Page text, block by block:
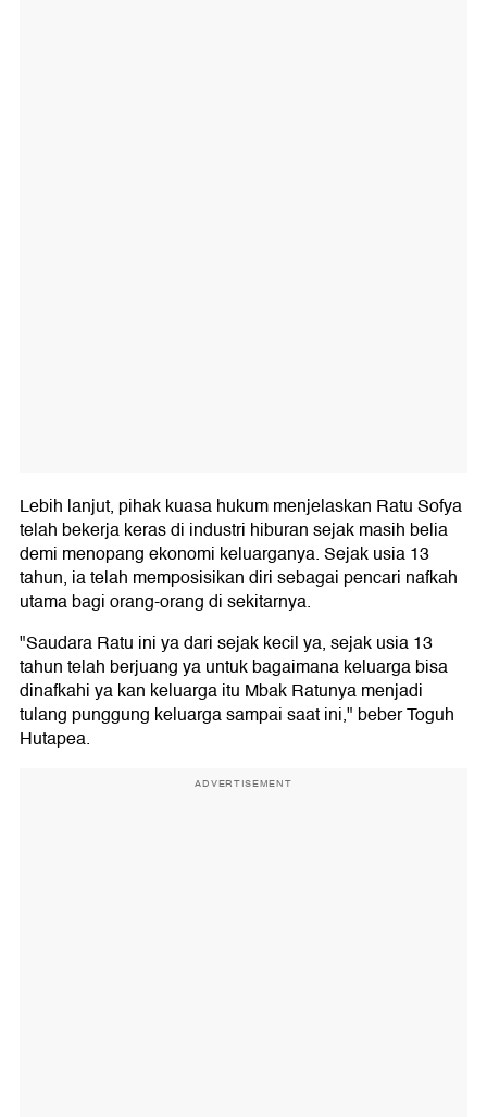
Lebih lanjut, pihak kuasa hukum menjelaskan Ratu Sofya
telah bekerja keras di industri hiburan sejak masih belia
demi menopang ekonomi keluarganya. Sejak usia 13
tahun, ia telah memposisikan diri sebagai pencari nafkah
utama bagi orang-orang di sekitarnya.
"Saudara Ratu ini ya dari sejak kecil ya, sejak usia 13
tahun telah berjuang ya untuk bagaimana keluarga bisa
dinafkahi ya kan keluarga itu Mbak Ratunya menjadi
tulang punggung keluarga sampai saat ini," beber Toguh
Hutapea.
ADVERTISEMENT